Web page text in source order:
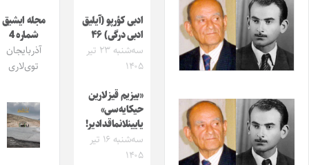
ادبی کؤرپو (آیلیق
ادبی درگی) ۴۶
سه‌شنبه ۲۳ تیر
۱۴۰۵
«بیزیم قیزلارین
حیکایه‌سی»
یایینلانماقدادیر!
سه‌شنبه ۱۶ تیر
۱۴۰۵
مجله ایشیق
شماره 4
آذربایجان
توی‌لاری